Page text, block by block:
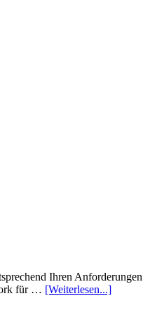
Ihren
für … [Weiterlesen...]